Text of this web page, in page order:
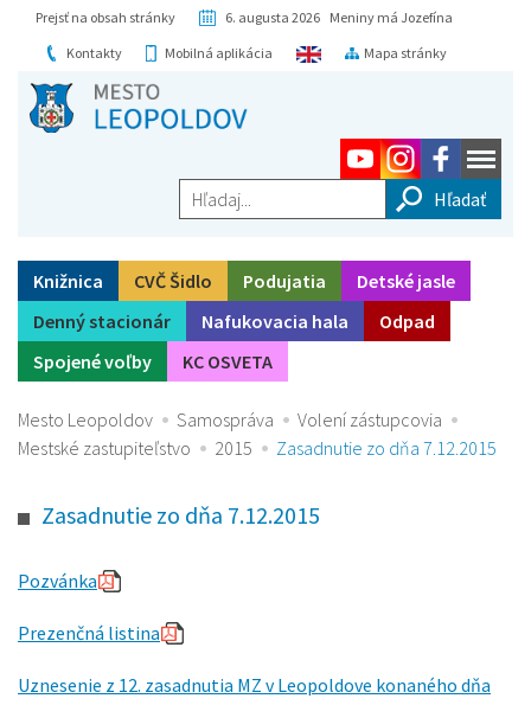
Prejsť na obsah stránky
6. augusta 2026 Meniny má Jozefína
Kontakty
Mobilná aplikácia Mapa stránky
Hľadaj...
Knižnica CVČ Šidlo Podujatia
Detské jasle
Denný stacionár
Nafukovacia hala
Odpad
Spojené voľby
KC OSVETA
Mesto Leopoldov Samospráva
Volení zástupcovia
Mestské zastupiteľstvo
2015 Zasadnutie zo dňa 7.12.2015
Zasadnutie zo dňa 7.12.2015
Pozvánka
Prezenčná listina
Uznesenie z 12. zasadnutia MZ v Leopoldove konaného dňa